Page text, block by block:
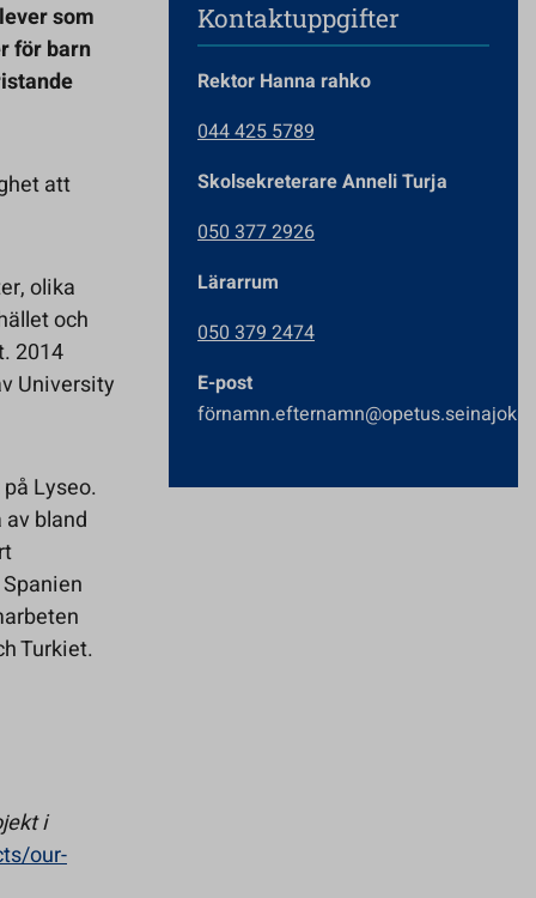
som
för barn
att
olika
och
2014
University
Lyseo.
bland
Turkiet.
i
our-
Kontaktuppgifter
Rektor Hanna rahko
044 425 5789
Skolsekreterare Anneli Turja
050 377 2926
Lärarrum
050 379 2474
E-post
förnamn.efternamn@opetus.seinajoki.fi